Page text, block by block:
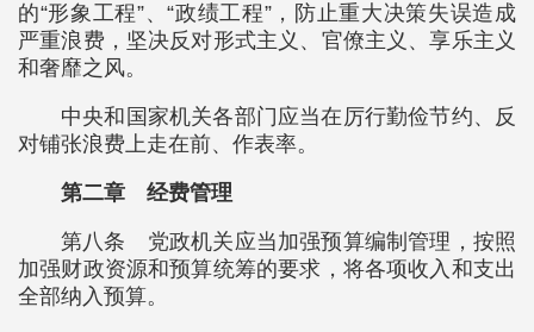
的“形象工程”、“政绩工程”，防止重大决策失误造成
严重浪费，坚决反对形式主义、官僚主义、享乐主义
和奢靡之风。
中央和国家机关各部门应当在厉行勤俭节约、反
对铺张浪费上走在前、作表率。
第二章 经费管理
第八条 党政机关应当加强预算编制管理，按照
加强财政资源和预算统筹的要求，将各项收入和支出
全部纳入预算。